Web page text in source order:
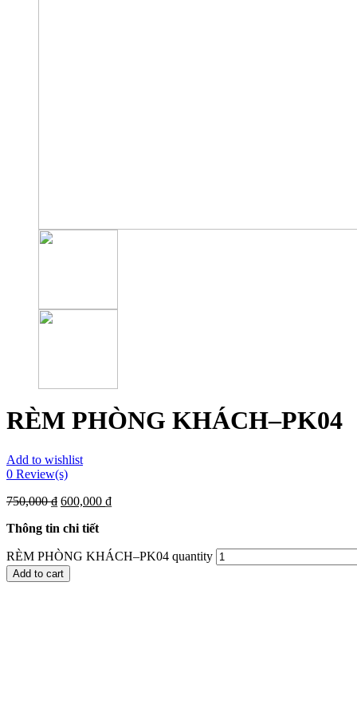
RÈM PHÒNG KHÁCH–PK04
Add to wishlist
0 Review(s)
750,000₫ 600,000 ₫
Thông tin chi tiết
RÈM PHÒNG KHÁCH–PK04 quantity
Add to cart